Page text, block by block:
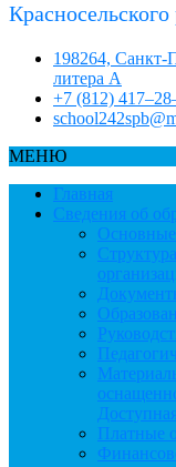
198264, Санкт-
литера А
+7 (812)
МЕНЮ
Главная
Сведения об
Основные
Платные